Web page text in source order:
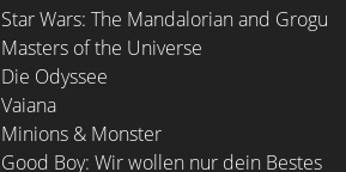
Star Wars: The Mandalorian and Grogu
Masters of the Universe
Die Odyssee
Vaiana
Minions & Monster
Good Boy: Wir wollen nur dein Bestes